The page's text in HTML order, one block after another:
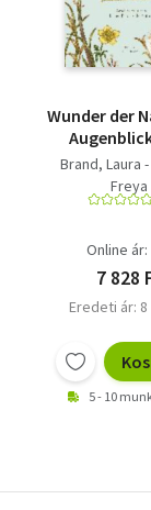
Wunder der
Staunen
Geschichten
Natur
Brand, Laura
Freya
Online ár:
7 828
Eredeti ár: 8
5 - 10